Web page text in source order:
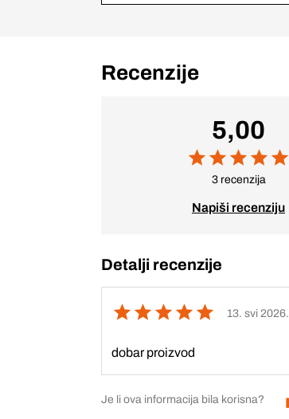
Recenzije
5,00
3 recenzija
Napiši recenziju
Detalji recenzije
13. svi 2026.
dobar proizvod
Je li ova informacija bila korisna?